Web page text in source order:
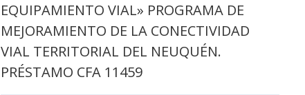
EQUIPAMIENTO VIAL» PROGRAMA DE
MEJORAMIENTO DE LA CONECTIVIDAD
VIAL TERRITORIAL DEL NEUQUÉN.
PRÉSTAMO CFA 11459